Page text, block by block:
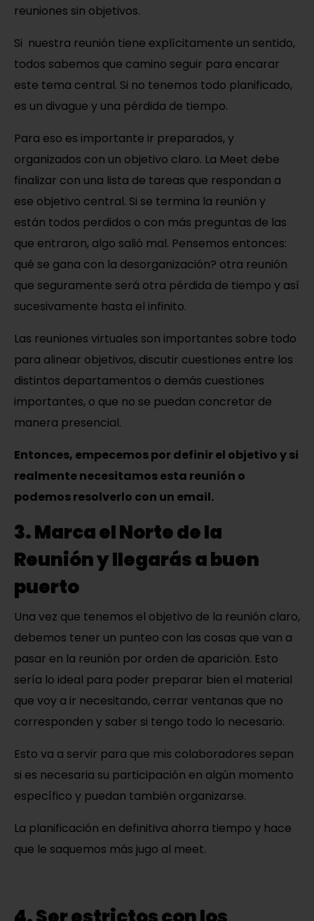
reuniones sin objetivos.
Si nuestra reunión tiene explícitamente un sentido,
todos sabemos que camino seguir para encarar
este tema central. Si no tenemos todo planificado,
es un divague y una pérdida de tiempo.
Para eso es importante ir preparados, y
organizados con un objetivo claro. La Meet debe
finalizar con una lista de tareas que respondan a
ese objetivo central. Si se termina la reunión y
están todos perdidos o con más preguntas de las
que entraron, algo salió mal. Pensemos entonces:
qué se gana con la desorganización? otra reunión
que seguramente será otra pérdida de tiempo y así
sucesivamente hasta el infinito.
Las reuniones virtuales son importantes sobre todo
para alinear objetivos, discutir cuestiones entre los
distintos departamentos o demás cuestiones
importantes, o que no se puedan concretar de
manera presencial.
Entonces, empecemos por definir el objetivo y si
realmente necesitamos esta reunión o
podemos resolverlo con un email.
3. Marca el Norte de la
Reunión y llegarás a buen
puerto
Una vez que tenemos el objetivo de la reunión claro,
debemos tener un punteo con las cosas que van a
pasar en la reunión por orden de aparición. Esto
sería lo ideal para poder preparar bien el material
que voy a ir necesitando, cerrar ventanas que no
corresponden y saber si tengo todo lo necesario.
Esto va a servir para que mis colaboradores sepan
si es necesaria su participación en algún momento
específico y puedan también organizarse.
La planificación en definitiva ahorra tiempo y hace
que le saquemos más jugo al meet.